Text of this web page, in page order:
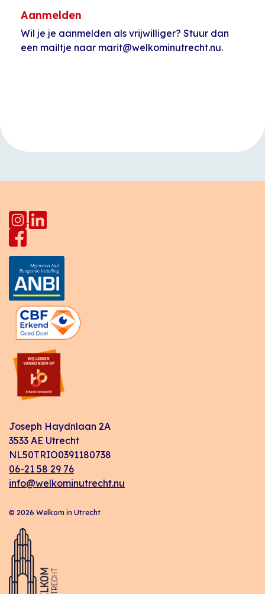
Aanmelden
Wil je je aanmelden als vrijwilliger? Stuur dan
een mailtje naar marit@welkominutrecht.nu.
Joseph Haydnlaan 2A
3533 AE Utrecht
NL50TRIO0391180738
06-21 58 29 76
info@welkominutrecht.nu
© 2026 Welkom in Utrecht